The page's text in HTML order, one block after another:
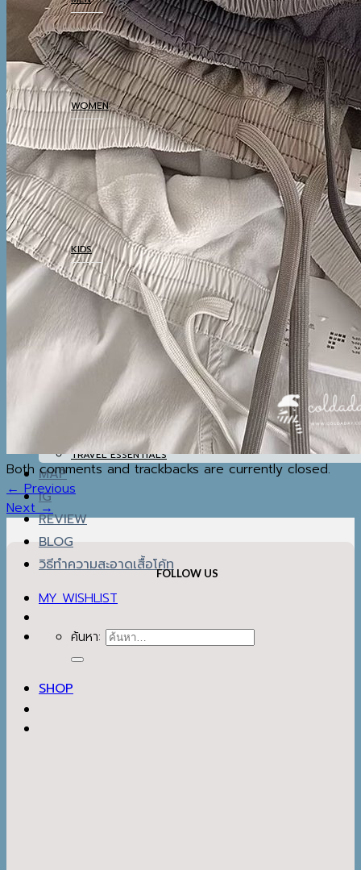
COATS
TOP
BOTTOM
THERMAL UNDERWEAR
WOMEN
COATS
TOP
BOTTOM
DRESSES & AIRPORT
LOOKS
THERMAL UNDERWEAR
KIDS
COATS
TOP
BOTTOM
SETS & AIRPORT LOOKS
THERMAL UNDERWEAR
WINTER ACCESSORIES
BOOTS
BOOTS
WINTER ACCESSORIES
TRAVEL ESSENTIALS
MAP
IG
REVIEW
BLOG
วิธีทำความสะอาดเสื้อโค้ท
MY WISHLIST
ค้นหา:
SHOP
Both comments and trackbacks are currently closed.
←Previous
Next→
FOLLOW US